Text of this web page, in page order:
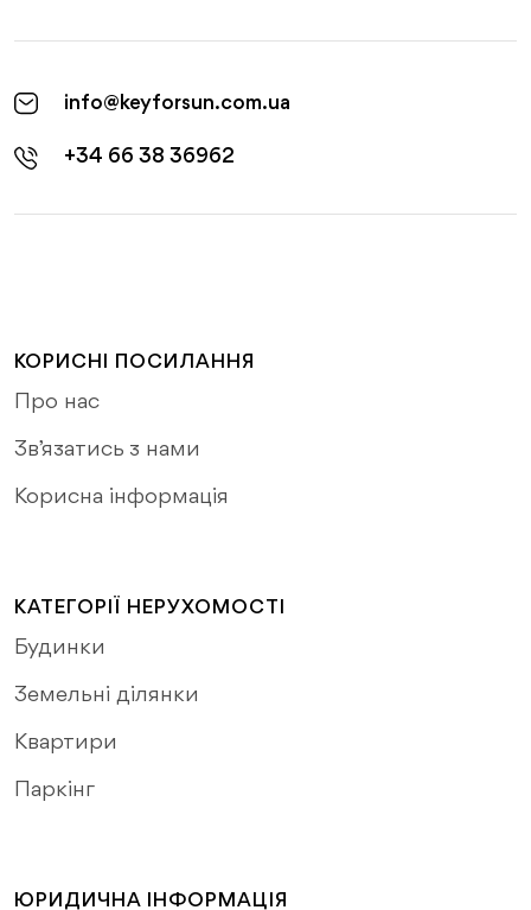
info@keyforsun.com.ua
+34 66 38 36962
КОРИСНІ ПОСИЛАННЯ
Про нас
Зв’язатись з нами
Корисна інформація
КАТЕГОРІЇ НЕРУХОМОСТІ
Будинки
Земельні ділянки
Квартири
Паркінг
ЮРИДИЧНА ІНФОРМАЦІЯ